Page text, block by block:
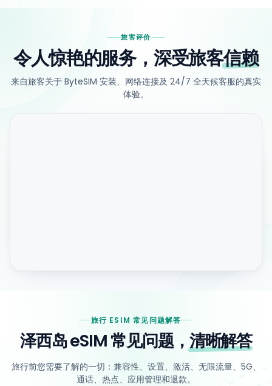
旅客评价
令人惊艳的服务，深受旅客信赖
来自旅客关于 ByteSIM 安装、网络连接及 24/7 全天候客服的真实
体验。
旅行 ESIM 常见问题解答
泽西岛 eSIM 常见问题， 清晰解答
旅行前您需要了解的一切：兼容性、设置、激活、无限流量、5G、
通话、热点、应用管理和退款。